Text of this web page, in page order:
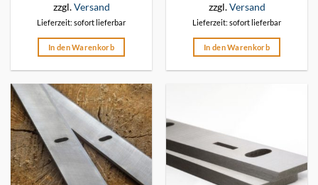
zzgl.Versand
Lieferzeit: sofort lieferbar
In den Warenkorb
zzgl.Versand
Lieferzeit: sofort lieferbar
In den Warenkorb